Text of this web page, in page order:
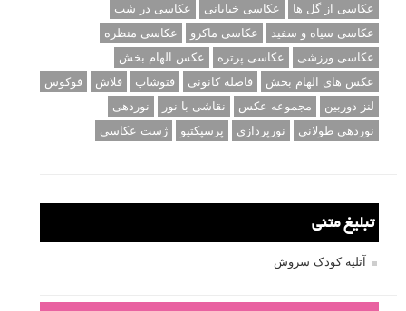
عکاسی از گل ها
عکاسی خیابانی
عکاسی در شب
عکاسی سیاه و سفید
عکاسی ماکرو
عکاسی منظره
عکاسی ورزشی
عکاسی پرتره
عکس الهام بخش
عکس های الهام بخش
فاصله کانونی فتوشاپ فلاش
فوکوس
لنز دوربین
مجموعه عکس نقاشی با نور
نوردهی
نوردهی طولانی
نورپردازی پرسپکتیو ژست عکاسی
تبلیغ متنی
آتلیه کودک سروش